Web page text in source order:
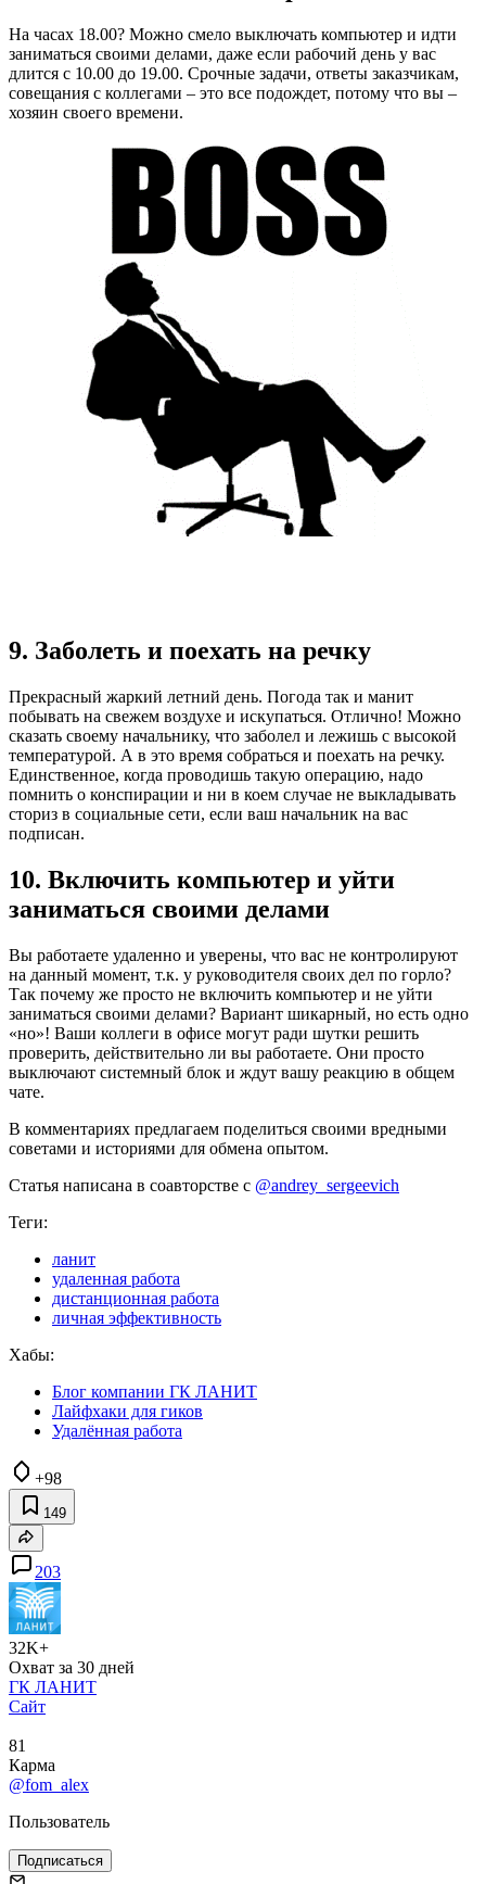
На часах 18.00? Можно смело выключать компьютер и идти
заниматься своими делами, даже если рабочий день у вас
длится с 10.00 до 19.00. Срочные задачи, ответы заказчикам,
совещания с коллегами – это все подождет, потому что вы –
хозяин своего времени.
9. Заболеть и поехать на речку
Прекрасный жаркий летний день. Погода так и манит
побывать на свежем воздухе и искупаться. Отлично! Можно
сказать своему начальнику, что заболел и лежишь с высокой
температурой. А в это время собраться и поехать на речку.
Единственное, когда проводишь такую операцию, надо
помнить о конспирации и ни в коем случае не выкладывать
сториз в социальные сети, если ваш начальник на вас
подписан.
10. Включить компьютер и уйти
заниматься своими делами
Вы работаете удаленно и уверены, что вас не контролируют
на данный момент, т.к. у руководителя своих дел по горло?
Так почему же просто не включить компьютер и не уйти
заниматься своими делами? Вариант шикарный, но есть одно
«но»! Ваши коллеги в офисе могут ради шутки решить
проверить, действительно ли вы работаете. Они просто
выключают системный блок и ждут вашу реакцию в общем
чате.
В комментариях предлагаем поделиться своими вредными
советами и историями для обмена опытом.
Статья написана в соавторстве с @andrey_sergeevich
Теги:
ланит
удаленная работа
дистанционная работа
личная эффективность
Хабы:
Блог компании ГК ЛАНИТ
Лайфхаки для гиков
Удалённая работа
+98
149
203
32K+
Охват за 30 дней
ГК ЛАНИТ
Сайт
81
Карма
@fom_alex
Пользователь
Подписаться